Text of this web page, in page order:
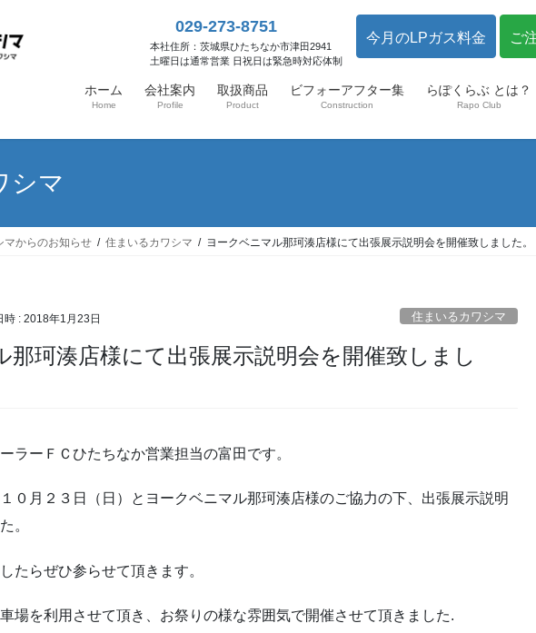
029-273-8751
本社住所：茨城県ひたちなか市津田2941
土曜日は通常営業 日祝日は緊急時対応体制
今月のLPガス料金 ご
ホーム
Home
会社案内
Profile
取扱商品
Product
ビフォーアフター集
Construction
らぽくらぶ とは？
Rapo Club
シマ
マからのお知らせ 住まいるカワシマ ヨークベニマル那珂湊店様にて出張展示説明会を開催致しました。
時 : 2018年1月23日 住まいるカワシマ
ラーＦＣひたちなか営業担当の富田です。
０月２３日（日）とヨークベニマル那珂湊店様のご協力の下、出張展示説明
。
たらぜひ参らせて頂きます。
場を利用させて頂き、お祭りの様な雰囲気で開催させて頂きました.